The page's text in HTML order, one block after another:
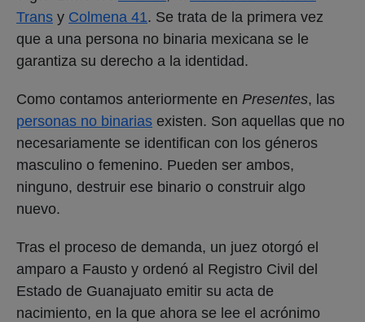
Trans y Colmena 41. Se trata de la primera vez
que a una persona no binaria mexicana se le
garantiza su derecho a la identidad.
Como contamos anteriormente en Presentes, las
personas no binarias existen. Son aquellas que no
necesariamente se identifican con los géneros
masculino o femenino. Pueden ser ambos,
ninguno, destruir ese binario o construir algo
nuevo.
Tras el proceso de demanda, un juez otorgó el
amparo a Fausto y ordenó al Registro Civil del
Estado de Guanajuato emitir su acta de
nacimiento, en la que ahora se lee el acrónimo